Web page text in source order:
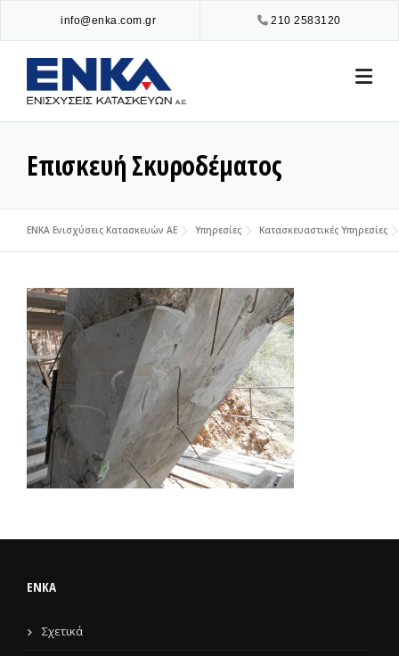
content
210 2583120
info@enka.com.gr
Επισκευή Σκυροδέματος
ENKA Ενισχύσεις Κατασκευών ΑΕ Υπηρεσίες Κατασκευαστικές Υπηρεσίες
ENKA
Σχετικά